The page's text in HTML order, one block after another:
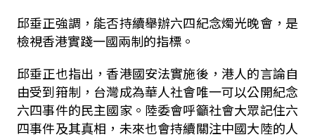
邱垂正強調，能否持續舉辦六四紀念燭光晚會，是
檢視香港實踐一國兩制的指標。
邱垂正也指出，香港國安法實施後，港人的言論自
由受到箝制，台灣成為華人社會唯一可以公開紀念
六四事件的民主國家。陸委會呼籲社會大眾記住六
四事件及其真相，未來也會持續關注中國大陸的人